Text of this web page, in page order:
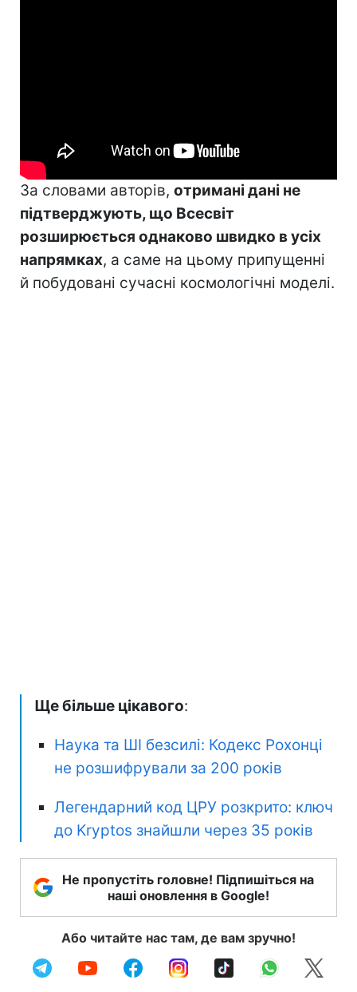
За словами авторів, отримані дані не
підтверджують, що Всесвіт
розширюється однаково швидко в усіх
напрямках, а саме на цьому припущенні
й побудовані сучасні космологічні моделі.
Ще більше цікавого:
Наука та ШІ безсилі: Кодекс Рохонці
не розшифрували за 200 років
Легендарний код ЦРУ розкрито: ключ
до Kryptos знайшли через 35 років
Не пропустіть головне! Підпишіться на
наші оновлення в Google!
Або читайте нас там, де вам зручно!